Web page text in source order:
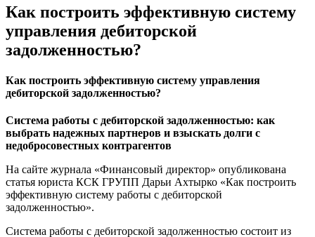
Как построить эффективную систему
управления дебиторской
задолженностью?
Как построить эффективную систему управления
дебиторской задолженностью?
Система работы с дебиторской задолженностью: как
выбрать надежных партнеров и взыскать долги с
недобросовестных контрагентов
На сайте журнала «Финансовый директор» опубликована
статья юриста КСК ГРУПП Дарьи Ахтырко «Как построить
эффективную систему работы с дебиторской
задолженностью».
Система работы с дебиторской задолженностью состоит из